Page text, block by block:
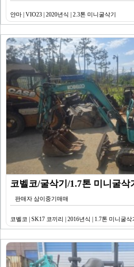
얀마 | VIO23 | 2020년식 | 2.3톤 미니굴삭기
판매자 삼이중기매매
코벨코 | SK17 코끼리 | 2016년식 | 1.7톤 미니굴삭